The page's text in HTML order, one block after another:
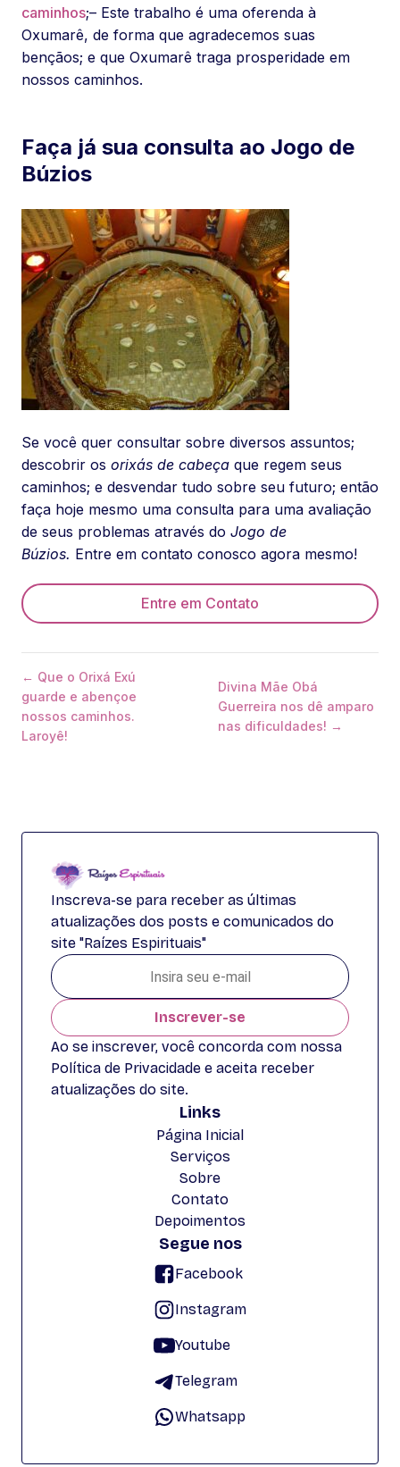
caminhos;– Este trabalho é uma oferenda à
Oxumarê, de forma que agradecemos suas
bençãos; e que Oxumarê traga prosperidade em
nossos caminhos.
Faça já sua consulta ao Jogo de
Búzios
Se você quer consultar sobre diversos assuntos;
descobrir os orixás de cabeça que regem seus
caminhos; e desvendar tudo sobre seu futuro; então
faça hoje mesmo uma consulta para uma avaliação
de seus problemas através do Jogo de
Búzios. Entre em contato conosco agora mesmo!
Entre em Contato
← Que o Orixá Exú
guarde e abençoe
nossos caminhos.
Laroyê!
Divina Mãe Obá
Guerreira nos dê amparo
nas dificuldades! →
Inscreva-se para receber as últimas
atualizações dos posts e comunicados do
site "Raízes Espirituais"
Inscrever-se
Ao se inscrever, você concorda com nossa
Política de Privacidade e aceita receber
atualizações do site.
Links
Página Inicial
Serviços
Sobre
Contato
Depoimentos
Segue nos
Facebook
Instagram
Youtube
Telegram
Whatsapp